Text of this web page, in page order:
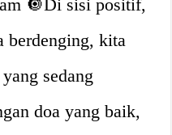
🔘Di sisi positif,
berdenging, kita
sedang
doa yang baik,